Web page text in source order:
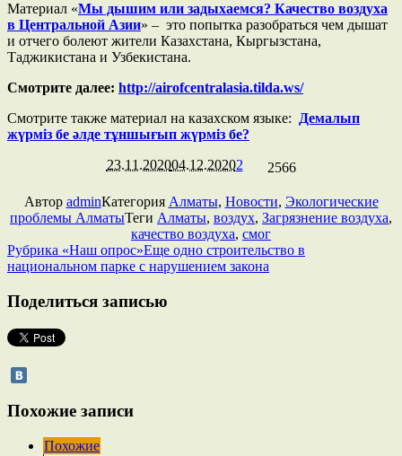
Материал «Мы дышим или задыхаемся? Качество воздуха
в Центральной Азии» – это попытка разобраться чем дышат
и отчего болеют жители Казахстана, Кыргызстана,
Таджикистана и Узбекистана.
Смотрите далее: http://airofcentralasia.tilda.ws/
Смотрите также материал на казахском языке:
Демалып
жүрміз бе әлде тұншығып жүрміз бе?
23.11.202004.12.20202 2566
Автор adminКатегория Алматы, Новости, Экологические
проблемы АлматыТеги Алматы, воздух, Загрязнение воздуха,
качество воздуха, смог
Рубрика «Наш опрос»Еще одно строительство в
национальном парке с нарушением закона
Поделиться записью
Похожие записи
Похожие